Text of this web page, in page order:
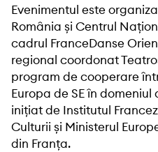
Evenimentul este
România și Centrul
cadrul FranceDanse
regional coordonat
program de cooperare
Europa de SE în
inițiat de Institutul
Culturii și Ministerul
din Franța.